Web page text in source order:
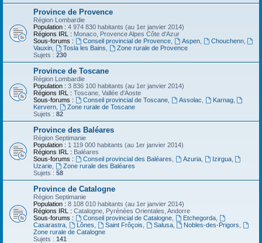
Province de Provence
Région Lombardie
Population : 4 974 830 habitants (au 1er janvier 2014)
Régions IRL : Monaco, Provence Alpes Côte d'Azur
Sous-forums :
Conseil provincial de Provence, Aspen, Chouchenn,
Vauxin
Tosla les Bains
Zone rurale de Provence
Sujets : 230
Province de Toscane
Région Lombardie
Population : 3 836 100 habitants (au 1er janvier 2014)
Régions IRL : Toscane, Vallée d'Aoste
Sous-forums :
Conseil provincial de Toscane, Assolac Karnag,
Kervern
Zone rurale de Toscane
Sujets : 82
Province des Baléares
Région Septimanie
Population : 1 119 000 habitants (au 1er janvier 2014)
Régions IRL : Baléares
Sous-forums :
Conseil provincial des Baléares Azuria, Izirgua,
Uzarie
Zone rurale des Baléares
Sujets : 58
Province de Catalogne
Région Septimanie
Population : 8 108 010 habitants (au 1er janvier 2014)
Régions IRL : Catalogne, Pyrénées Orientales, Andorre
Sous-forums :
Conseil provincial de Catalogne, Etchegorda,
Casarastra
Lônes Saint Frôçois Salusa, Nobles-des-Prigors
Zone rurale de Catalogne
Sujets : 141